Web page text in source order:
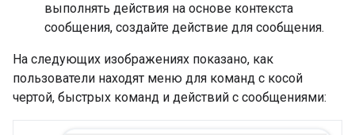
выполнять действия на основе контекста
сообщения, создайте действие для сообщения.
На следующих изображениях показано, как
пользователи находят меню для команд с косой
чертой, быстрых команд и действий с сообщениями: